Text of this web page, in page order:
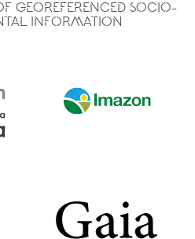
Georeferenced Socio-
Information